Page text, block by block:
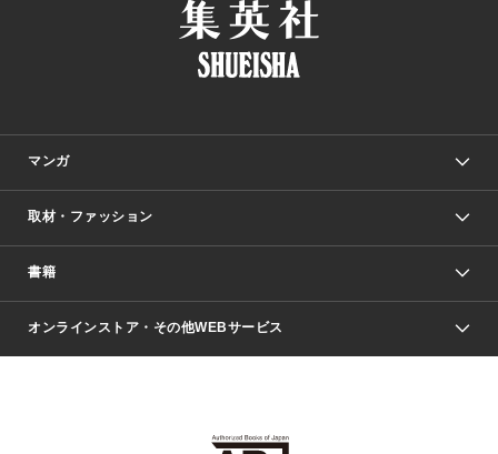
マンガ
少年マンガ
Vジャンプ
週刊ヤングジャンプ
少女マンガ
取材・ファッション
Seventeen
芸能・情報・スポーツ
書籍
文芸・文庫・総合
ライトノベル・ノベライズ
オンラインストア・その他WEBサービス